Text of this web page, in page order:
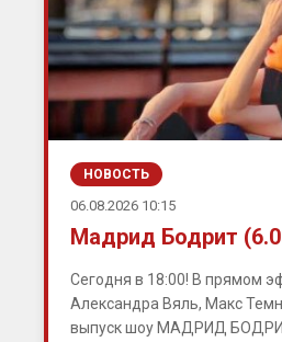
НОВОСТЬ
06.08.2026 10:15
Мадрид Бодрит
Сегодня в 18:00! В прямом
Александра Вяль, Макс
выпуск шоу МАДРИД